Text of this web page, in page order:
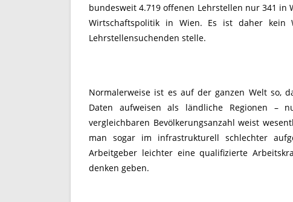
bundesweit 4.719 offenen Lehrstellen nur 341
Wirtschaftspolitik in Wien. Es ist daher
Lehrstellensuchenden stelle.
Normalerweise ist es auf der ganzen Welt so,
Daten aufweisen als ländliche Regionen –
vergleichbaren Bevölkerungsanzahl weist
man sogar im infrastrukturell schlechter
Arbeitgeber leichter eine qualifizierte
denken geben.